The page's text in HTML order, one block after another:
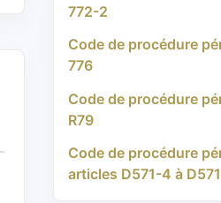
772-2
Code de procédure
776
Code de procédure
R79
Code de procédure
articles D571-4 à